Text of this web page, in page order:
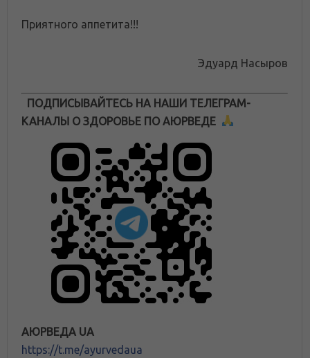
Приятного аппетита!!!
Эдуард Насыров
ПОДПИСЫВАЙТЕСЬ НА НАШИ ТЕЛЕГРАМ-
КАНАЛЫ О ЗДОРОВЬЕ ПО АЮРВЕДЕ
АЮРВЕДА UA
https://t.me/ayurvedaua